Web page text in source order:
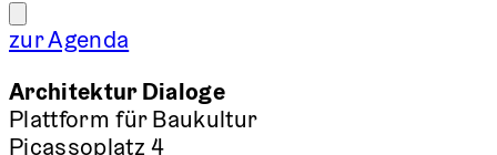
zur Agenda
Architektur Dialoge
Plattform für Baukultur
Picassoplatz 4